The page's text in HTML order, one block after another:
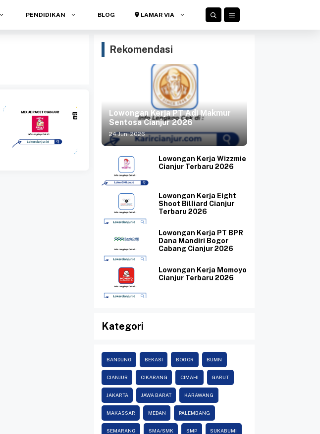
PENDIDIKAN BLOG LAMAR VIA
Rekomendasi
Lowongan Kerja PT Adi Makmur
Sentosa Cianjur 2026
24 Juni 2026
Lowongan Kerja Wizzmie
Cianjur Terbaru 2026
Lowongan Kerja Eight
Shoot Billiard Cianjur
Terbaru 2026
Lowongan Kerja PT BPR
Dana Mandiri Bogor
Cabang Cianjur 2026
Lowongan Kerja Momoyo
Cianjur Terbaru 2026
Kategori
BANDUNG BEKASI BOGOR BUMN
CIANJUR CIKARANG CIMAHI GARUT
JAKARTA JAWA BARAT KARAWANG
MAKASSAR MEDAN PALEMBANG
SEMARANG SMA/SMK SMP SUKABUMI